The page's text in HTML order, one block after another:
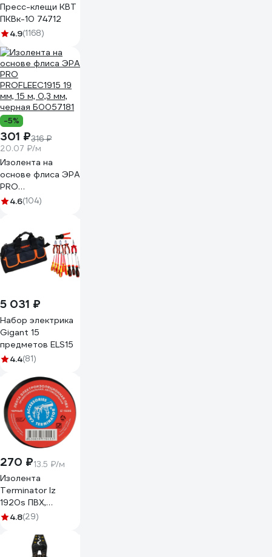
Пресс-клещи КВТ
ПКВк-10 74712
4.9(1168)
-5%
301 ₽316 ₽
20.07 ₽/м
Изолента на
основе флиса ЭРА
PRO
PROFLEEC1915 19
4.6(104)
5 031 ₽
Набор электрика
Gigant 15
предметов ELS15
4.4(81)
270 ₽13.5 ₽/м
Изолента
Terminator Iz
1920s ПВХ,
черная,
0.13 мм, 19 мм, 20
м 2000251
4.8(29)